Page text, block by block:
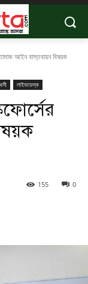
আইন বাস্তবায়ন বিষয়ক
লাইফডেস্ক
0
155